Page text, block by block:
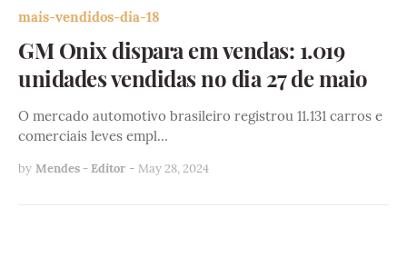
mais-vendidos-dia-18
GM Onix dispara em vendas: 1.019
unidades vendidas no dia 27 de maio
O mercado automotivo brasileiro registrou 11.131 carros e
comerciais leves empl…
by Mendes - Editor - May 28, 2024